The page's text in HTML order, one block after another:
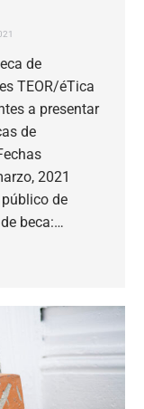
de
TEOR/éTica
a presentar
de
2021
de
beca:…